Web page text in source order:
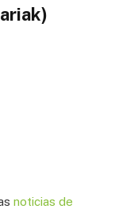
noticias de